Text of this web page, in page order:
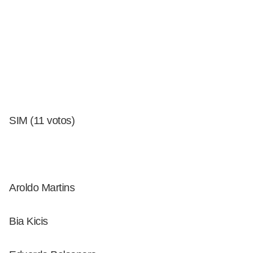
SIM (11 votos)
Aroldo Martins
Bia Kicis